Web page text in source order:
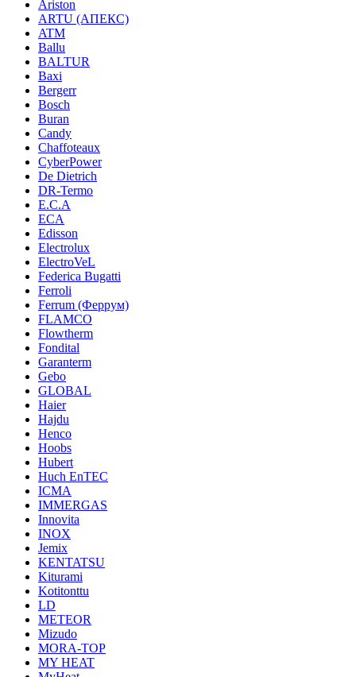
Ariston
ARTU (АПЕКС)
ATM
Ballu
BALTUR
Baxi
Bergerr
Bosch
Buran
Candy
Chaffoteaux
CyberPower
De Dietrich
DR-Termo
E.C.A
ECA
Edisson
Electrolux
ElectroVeL
Federica Bugatti
Ferroli
Ferrum (Феррум)
FLAMCO
Flowtherm
Fondital
Garanterm
Gebo
GLOBAL
Haier
Hajdu
Henco
Hoobs
Hubert
Huch EnTEC
ICMA
IMMERGAS
Innovita
INOX
Jemix
KENTATSU
Kiturami
Kotitonttu
LD
METEOR
Mizudo
MORA-TOP
MY HEAT